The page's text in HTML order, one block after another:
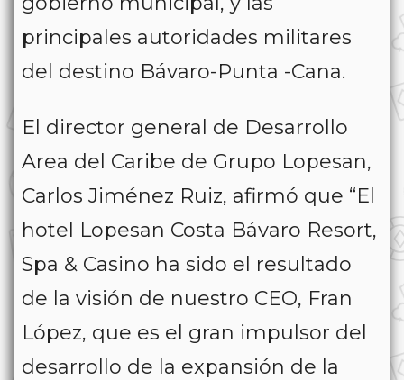
principales autoridades militares
del destino Bávaro-Punta -Cana.
El director general de Desarrollo
Area del Caribe de Grupo Lopesan,
Carlos Jiménez Ruiz, afirmó que “El
hotel Lopesan Costa Bávaro Resort,
Spa & Casino ha sido el resultado
de la visión de nuestro CEO, Fran
López, que es el gran impulsor del
desarrollo de la expansión de la